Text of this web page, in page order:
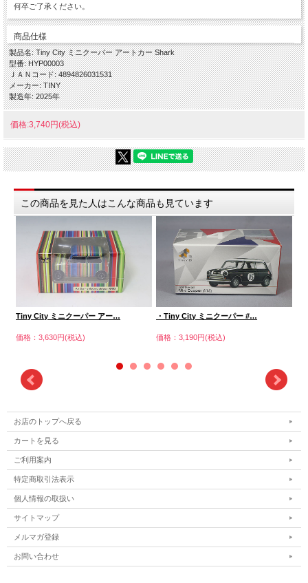
何卒ご了承ください。
商品仕様
製品名: Tiny City ミニクーパー アートカー Shark
型番: HYP00003
ＪＡＮコード: 4894826031531
メーカー: TINY
製造年: 2025年
価格:3,740円(税込)
この商品を見た人はこんな商品も見ています
Tiny City ミニクーパー アー…
価格：3,630円(税込)
・Tiny City ミニクーパー #…
価格：3,190円(税込)
お店のトップへ戻る
カートを見る
ご利用案内
特定商取引法表示
個人情報の取扱い
サイトマップ
メルマガ登録
お問い合わせ